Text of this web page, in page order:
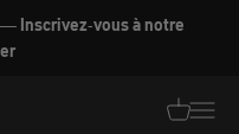
Inscrivez-vous à notre